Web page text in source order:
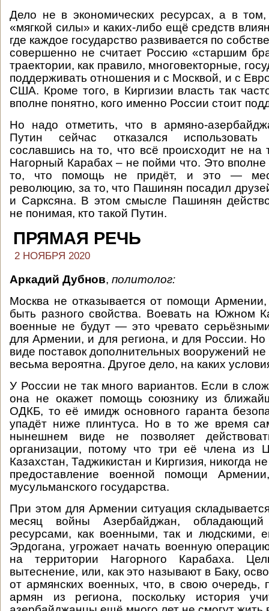
Дело не в экономических ресурсах, а в
«мягкой силы» и каких-либо ещё средств
где каждое государство развивается по
совершенно не считает Россию «старшим
траектории, как правило, многовекторные,
поддерживать отношения и с Москвой, и с
США. Кроме того, в Киргизии власть так
вполне понятно, кого именно России стоит
Но надо отметить, что в армяно-
Путин сейчас отказался
сославшись на то, что всё происходит не на
Нагорный Карабах – не пойми что. Это вполне
то, что помощь не придёт, и это —
революцию, за то, что Пашинян посадил
и Сарксяна. В этом смысле Пашинян
не понимая, кто такой Путин.
ПРЯМАЯ РЕЧЬ
2 НОЯБРЯ 2020
Аркадий Дубнов, политолог:
Москва не отказывается от помощи
быть разного свойства. Воевать на Южном
военные не будут — это чревато
для Армении, и для региона, и для России.
виде поставок дополнительных вооружений
весьма вероятна. Другое дело, на каких
У России не так много вариантов. Если в
она не окажет помощь союзнику из
ОДКБ, то её имидж основного гаранта
упадёт ниже плинтуса. Но в то же время
нынешнем виде не позволяет
организации, потому что три её члена из
Казахстан, Таджикистан и Киргизия, никогда
предоставление военной помощи
мусульманского государства.
При этом для Армении ситуация
месяц войны Азербайджан, обладающий
ресурсами, как военными, так и
Эрдогана, угрожает начать военную
на территории Нагорного Карабаха.
вытеснение, или, как это называют в Баку,
от армянских военных, что, в свою очередь,
армян из региона, поскольку история